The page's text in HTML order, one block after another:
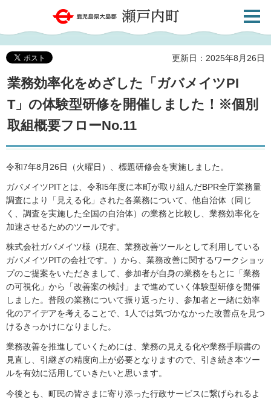
鹿児島県大島郡 瀬戸内町
共通メ
更新日：2025年8月26日
業務効率化をめざした「ガバメイツPI
T」の体験型研修を開催しました！※個別
取組概要フローNo.11
令和7年8月26日（火曜日）、標題研修会を実施しました。
ガバメイツPITとは、令和5年度に本町が取り組んだBPR全庁業務量
調査により「見える化」された各業務について、他自治体（同じ
く、調査を実施した全国の自治体）の業務と比較し、業務効率化を
加速させるためのツールです。
株式会社ガバメイツ様（現在、業務改善ツールとして利用している
ガバメイツPITの会社です。）から、業務改善に関するワークショッ
プのご提案をいただきまして、参加者が自身の業務をもとに「業務
の可視化」から「改善案の検討」まで進めていく体験型研修を開催
しました。普段の業務について振り返ったり、参加者と一緒に効率
化のアイデアを考えることで、1人では気づかなかった改善点を見つ
けるきっかけになりました。
業務改善を推進していくためには、業務の見える化や業務手順書の
見直し、引継ぎの精度向上が必要となりますので、引き続き本ツー
ルを有効に活用していきたいと思います。
今後とも、町民の皆さまに寄り添った行政サービスに繋げられるよ